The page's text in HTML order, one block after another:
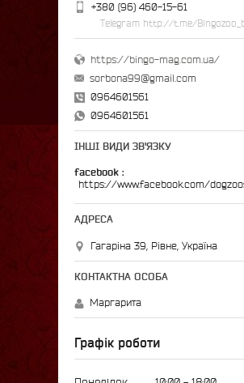
+380 (96) 460-15-61
Telegram http://t.me/
https://bingo-mag.com.ua/
sorbona99@gmail.com
0964601561
0964601561
ІНШІ ВИДИ ЗВ'ЯЗКУ
facebook
https://www.facebook.com/
Гагаріна 39, Рівне, Україна
Маргарита
Графік роботи